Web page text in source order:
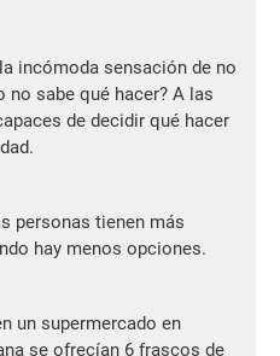
incómoda sensación de no
sabe qué hacer? A las
de decidir qué hacer
personas tienen más
hay menos opciones.
un supermercado en
se ofrecían 6 frascos de